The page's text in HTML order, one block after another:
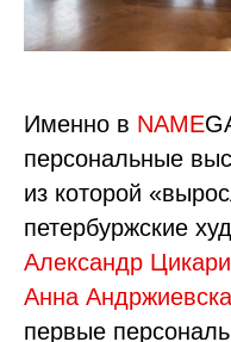
Именно в NAME
персональные
из которой
петербуржские
Александр
Анна
первые